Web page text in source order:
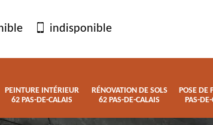
indisponible
PEINTURE INTÉRIEUR
62 PAS-DE-CALAIS
RÉNOVATION DE SOLS
62 PAS-DE-CALAIS
POSE DE
PAS-